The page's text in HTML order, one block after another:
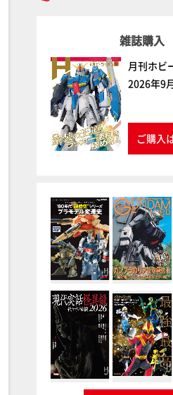
雑誌購入
月刊ホビ
2026年9
ご購入